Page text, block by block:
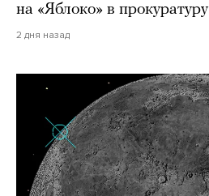
на «Яблоко» в прокуратуру
2 дня назад